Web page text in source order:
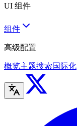
UI 组件
组件
高级配置
概览主题搜索国际化